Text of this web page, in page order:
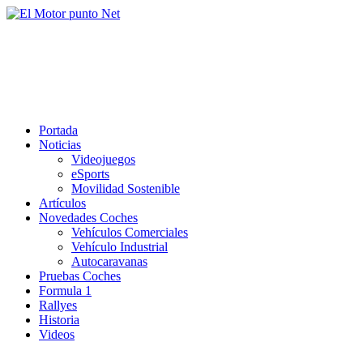
Saltar
Portada
Noticias
Videojuegos
eSports
Movilidad Sostenible
Artículos
Novedades Coches
Vehículos Comerciales
Vehículo Industrial
Autocaravanas
Pruebas Coches
Formula 1
Rallyes
Historia
Videos